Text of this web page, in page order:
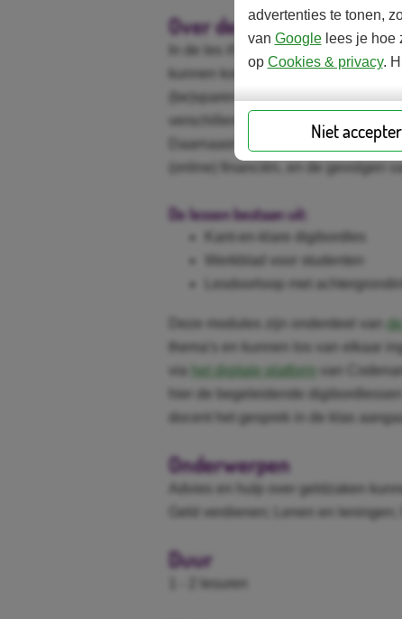
Over de modules
In de les #Snel verdiend leren
kunnen komen en hoe ze op een
(be)sparen. Bij #Online schulden
verschillende betaalmethoden
Daarnaast begrijpt de student de
(online) financiën, en de gevolgen
De lessen bestaan uit:
Kant-en-klare digibordles
Werkblad voor studenten
Lesdoorloop met
Deze modules zijn onderdeel van
thema's en kunnen los van elkaar
het digitale platform
van
hier de begeleidende
docent het gesprek in de klas
Onderwerpen
Advies en hulp over geldzaken
Geld verdienen; Lenen en
Duur
1 - 2 lesuren
advertenties te tonen,
van Googlelees je hoe
op Cookies & privacy.
Niet